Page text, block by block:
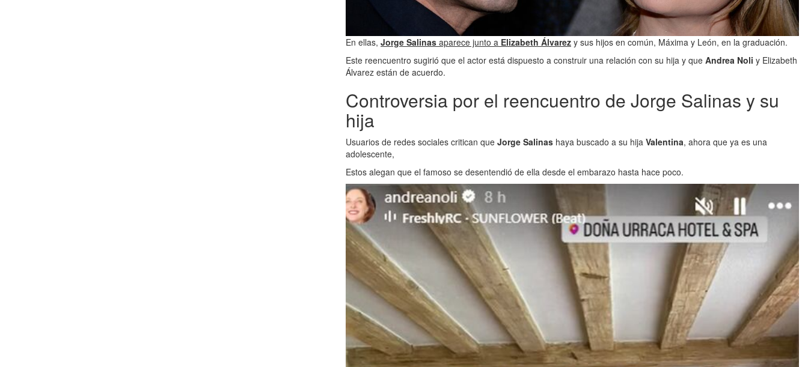
En ellas, Jorge Salinas aparece junto a Elizabeth Álvarez y sus hijos en común, Máxima y León, en la graduación.
Este reencuentro sugirió que el actor está dispuesto a construir una relación con su hija y que Andrea Noli y Elizabeth
Álvarez están de acuerdo.
Controversia por el reencuentro de Jorge Salinas y su
hija
Usuarios de redes sociales critican que Jorge Salinas haya buscado a su hija Valentina, ahora que ya es una
adolescente,
Estos alegan que el famoso se desentendió de ella desde el embarazo hasta hace poco.